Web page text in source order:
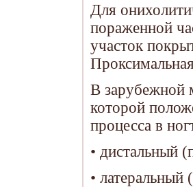
Для
пораженной
участок
В зарубежной
которой
процесса в
• дистальный
•